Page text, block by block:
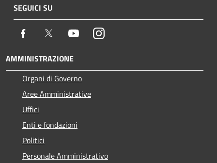
SEGUICI SU
Facebook Twitter YoutubeInstagram
AMMINISTRAZIONE
Organi di Governo
Aree Amministrative
Uffici
Enti e fondazioni
Politici
Personale Amministrativo